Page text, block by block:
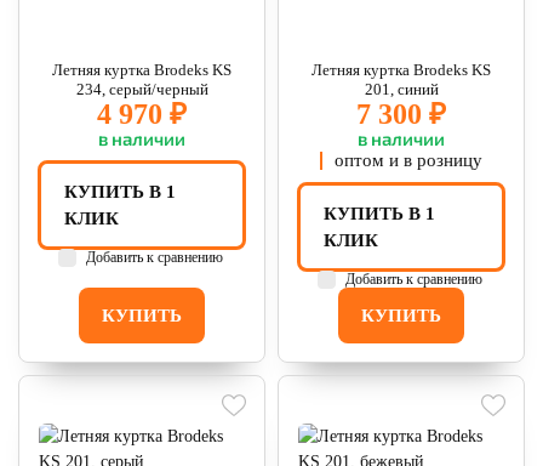
Летняя куртка Brodeks KS
234, серый/черный
4 970 ₽
в наличии
КУПИТЬ
КУПИТЬ В 1
КЛИК
Добавить к сравнению
Летняя куртка Brodeks KS
201, синий
7 300 ₽
в наличии
оптом и в розницу
КУПИТЬ
КУПИТЬ В 1
КЛИК
Добавить к сравнению